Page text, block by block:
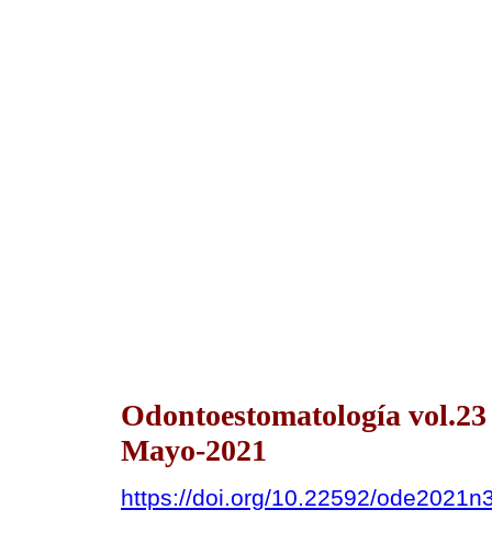
Odontoestomatología
Mayo-2021
https://doi.org/10.22592/